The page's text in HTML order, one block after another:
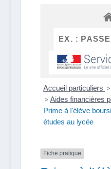
Accueil particuliers >
> Aides financières
Prime à l'élève
études au lycée
Fiche pratique